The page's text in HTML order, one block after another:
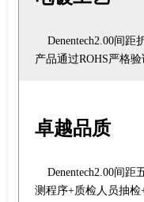
Denentech2.00间
产品通过ROHS严格
卓越品质
Denentech2.00间
测程序+质检人员抽